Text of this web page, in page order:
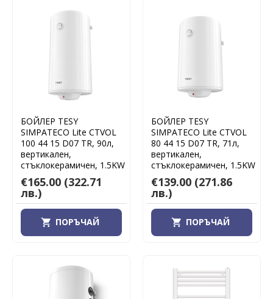
БОЙЛЕР TESY
SIMPATECO Lite CTVOL
100 44 15 D07 TR, 90л,
вертикален,
стъклокерамичен, 1.5KW
€165.00 (322.71
лв.)
ПОРЪЧАЙ
БОЙЛЕР TESY
SIMPATECO Lite CTVOL
80 44 15 D07 TR, 71л,
вертикален,
стъклокерамичен, 1.5KW
€139.00 (271.86
лв.)
ПОРЪЧАЙ